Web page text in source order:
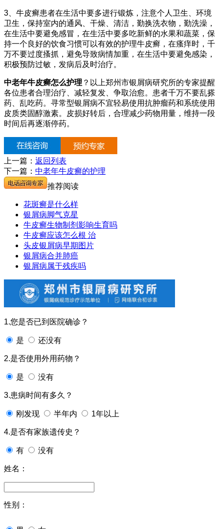
3、牛皮癣患者在生活中要多进行锻炼，注意个人卫生、环境
卫生，保持室内的通风、干燥、清洁，勤换洗衣物，勤洗澡，
在生活中要避免感冒，在生活中要多吃新鲜的水果和蔬菜，保
持一个良好的饮食习惯可以有效的护理牛皮癣，在瘙痒时，千
万不要过度搔抓，避免导致病情加重，在生活中要避免感染，
积极预防过敏，发病后及时治疗。
中老年牛皮癣怎么护理 ？以上郑州市银屑病研究所的专家提醒
各位患者合理治疗、减轻复发、争取治愈。患者千万不要乱搽
药、乱吃药。寻常型银屑病不宜轻易使用抗肿瘤药和系统使用
皮质类固醇激素。皮损好转后，合理减少药物用量，维持一段
时间后再逐渐停药。
上一篇： 返回列表
下一篇： 中老年牛皮癣的护理
推荐阅读
花斑癣是什么样
银屑病脚气克星
牛皮癣生物制剂影响生育吗
牛皮癣应该怎么根 治
头皮银屑病早期图片
银屑病合并肺癌
银屑病属于残疾吗
1.您是否已到医院确诊？
是 还没有
2.是否使用外用药物？
是 没有
3.患病时间有多久？
刚发现 半年内 1年以上
4.是否有家族遗传史？
有 没有
姓名：
性别：